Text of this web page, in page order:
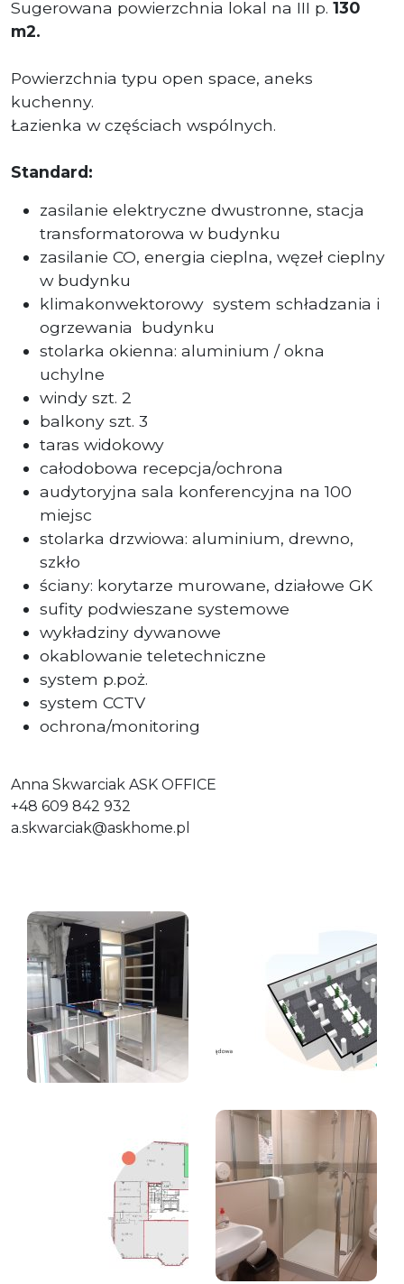
Sugerowana powierzchnia lokal na III p. 130
m2.
Powierzchnia typu open space, aneks
kuchenny.
Łazienka w częściach wspólnych.
Standard:
zasilanie elektryczne dwustronne, stacja
transformatorowa w budynku
zasilanie CO, energia cieplna, węzeł cieplny
w budynku
klimakonwektorowy system schładzania i
ogrzewania budynku
stolarka okienna: aluminium / okna
uchylne
windy szt. 2
balkony szt. 3
taras widokowy
całodobowa recepcja/ochrona
audytoryjna sala konferencyjna na 100
miejsc
stolarka drzwiowa: aluminium, drewno,
szkło
ściany: korytarze murowane, działowe GK
sufity podwieszane systemowe
wykładziny dywanowe
okablowanie teletechniczne
system p.poż.
system CCTV
ochrona/monitoring
Anna Skwarciak ASK OFFICE
+48 609 842 932
a.skwarciak@askhome.pl